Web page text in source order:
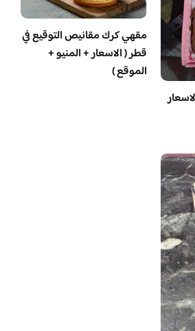
مقهي كرك مقانيص التوقيع في
قطر ( الاسعار + المنيو +
الموقع )